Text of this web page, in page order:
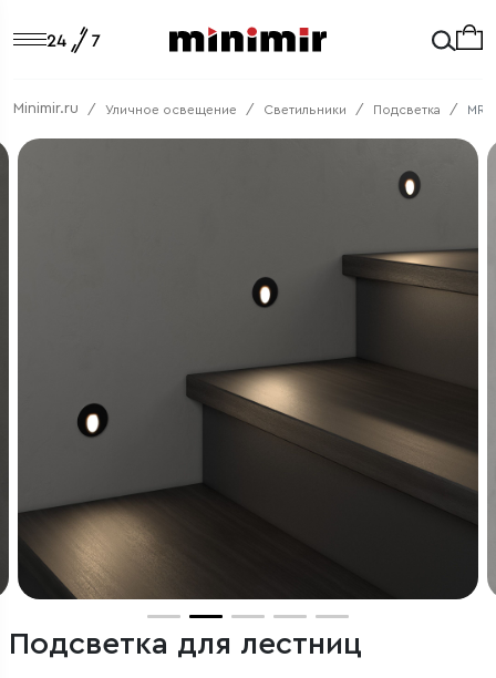
Minimir.ru Уличное освещение Светильники Подсветка
Подсветка для лестниц